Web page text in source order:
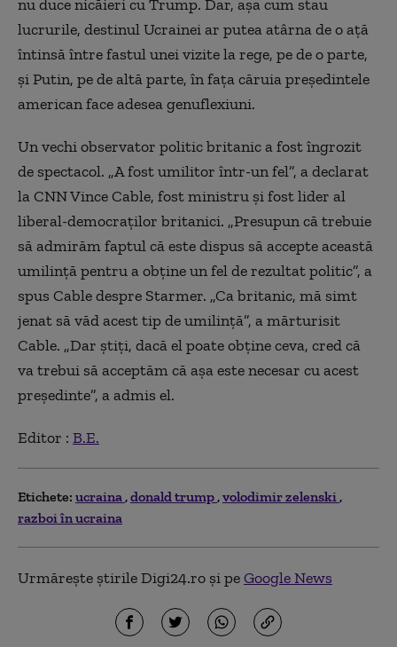
nu duce nicăieri cu Trump. Dar, aşa cum stau
lucrurile, destinul Ucrainei ar putea atârna de o aţă
întinsă între fastul unei vizite la rege, pe de o parte,
şi Putin, pe de altă parte, în faţa căruia preşedintele
american face adesea genuflexiuni.
Un vechi observator politic britanic a fost îngrozit
de spectacol. „A fost umilitor într-un fel”, a declarat
la CNN Vince Cable, fost ministru şi fost lider al
liberal-democraţilor britanici. „Presupun că trebuie
să admirăm faptul că este dispus să accepte această
umilinţă pentru a obţine un fel de rezultat politic”, a
spus Cable despre Starmer. „Ca britanic, mă simt
jenat să văd acest tip de umilinţă”, a mărturisit
Cable. „Dar ştiţi, dacă el poate obţine ceva, cred că
va trebui să acceptăm că aşa este necesar cu acest
preşedinte”, a admis el.
Editor : B.E.
Etichete: ucraina donald trump volodimir zelenski
razboi în ucraina
Urmărește știrile Digi24.ro și peGoogle News